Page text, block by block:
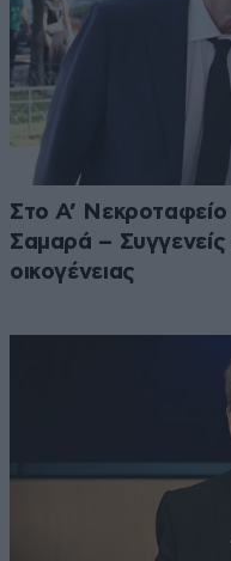
Στο Α’
Σαμαρά – Συγγενείς
οικογένειας